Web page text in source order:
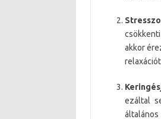
akkor
ezáltal